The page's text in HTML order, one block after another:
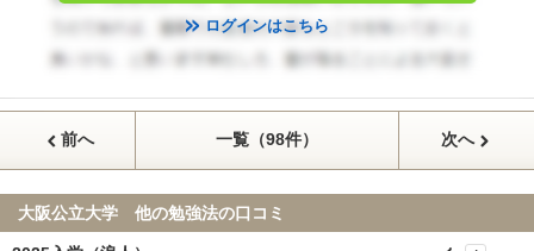
ログインはこちら
前へ 一覧（98件） 次へ
大阪公立大学 他の勉強法の口コミ